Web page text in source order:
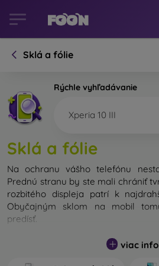
Sklá a fólie
Rýchle vyhľadávanie
Xperia 10 III
Sklá a fólie
Na ochranu vášho telefónu
Prednú stranu by ste mali chrániť
rozbitého displeja patrí k
Obyčajným sklom na mobil
predísť.
Nerozbitné sklo na mobil síce
ostane váš displej zväčša
viac info